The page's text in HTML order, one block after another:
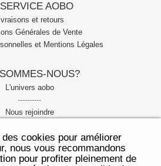
cookies pour améliorer
nous vous recommandons
pour profiter pleinement de
AOBO
et retours
Générales de Vente
et Mentions Légales
NOUS?
L'univers aobo
----------
Nous rejoindre
CONTACTER
client est joignable: